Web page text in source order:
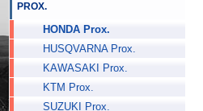
PROX.
HONDA Prox.
HUSQVARNA Prox.
KAWASAKI Prox.
KTM Prox.
SUZUKI Prox.